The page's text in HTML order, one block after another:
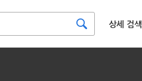
상세 검색